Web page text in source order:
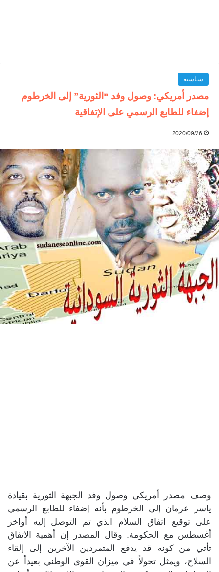
سياسية
مصدر أمريكي: وصول وفد “الثورية” إلى الخرطوم
إضفاء للطابع الرسمي على الإتفاقية
2020/09/26
وصف مصدر أمريكي وصول وفد الجبهة الثورية بقيادة
ياسر عرمان إلى الخرطوم بأنه إضفاء للطابع الرسمي
على توقيع اتفاق السلام الذي تم التوصل إليه أواخر
أغسطس مع الحكومة. وقال المصدر إن أهمية الاتفاق
تأتي من كونه قد يدفع المتمردين الآخرين إلى إلقاء
السلاح، ويمثل تحولاً في ميزان القوى الوطني بعيداً عن